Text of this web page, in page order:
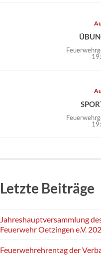
Letzte Beiträge
Jahreshauptversammlung
Feuerwehr Oetzingen e.V.
Feuerwehrehrentag der